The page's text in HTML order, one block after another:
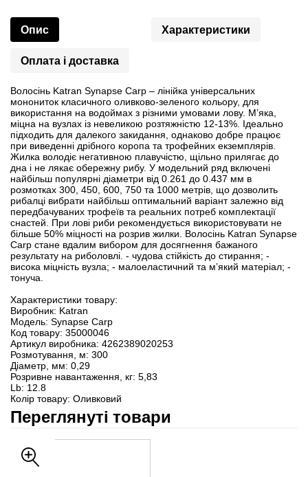
Опис Характеристики
Оплата і доставка
Волосінь Katran Synapse Carp – лінійка універсальних
монониток класичного оливково-зеленого кольору, для
використання на водоймах з різними умовами лову. М’яка,
міцна на вузлах із невеликою розтяжністю 12-13%. Ідеально
підходить для далекого закидання, однаково добре працює
при виведенні дрібного коропа та трофейних екземплярів.
Жилка володіє негативною плавучістю, щільно прилягає до
дна і не лякає обережну рибу. У модельний ряд включені
найбільш популярні діаметри від 0.261 до 0.437 мм в
розмотках 300, 450, 600, 750 та 1000 метрів, що дозволить
рибалці вибрати найбільш оптимальний варіант залежно від
передбачуваних трофеїв та реальних потреб комплектації
снастей. При лові риби рекомендується використовувати не
більше 50% міцності на розрив жилки. Волосінь Katran Synapse
Carp стане вдалим вибором для досягнення бажаного
результату на риболовлі. - чудова стійкість до стирання; -
висока міцність вузла; - малоеластичний та м’який матеріал; -
тонуча.
Характеристики товару:
Виробник: Katran
Модель: Synapse Carp
Код товару: 35000046
Артикул виробника: 4262389020253
Розмотування, м: 300
Діаметр, мм: 0,29
Розривне навантаження, кг: 5,83
Lb: 12.8
Колір товару: Оливковий
Переглянуті товари